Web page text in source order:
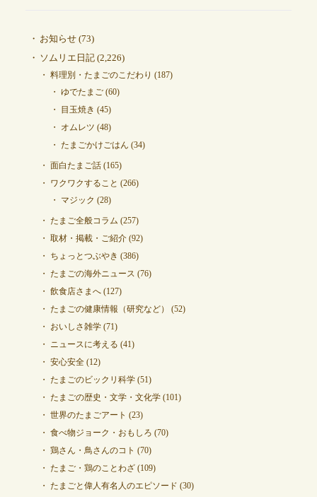
お知らせ(73)
ソムリエ日記(2,226)
料理別・たまごのこだわり (187)
ゆでたまご(60)
目玉焼き (45)
オムレツ (48)
たまごかけごはん (34)
面白たまご話(165)
ワクワクすること (266)
マジック (28)
たまご全般コラム (257)
取材・掲載・ご紹介(92)
ちょっとつぶやき (386)
たまごの海外ニュース (76)
飲食店さまへ(127)
たまごの健康情報（研究など）
(52)
おいしさ雑学(71)
ニュースに考える (41)
安心安全(12)
たまごのビックリ科学(51)
たまごの歴史・文学・文化学(101)
世界のたまごアート (23)
食べ物ジョーク・おもしろ (70)
鶏さん・鳥さんのコト (70)
たまご・鶏のことわざ(109)
たまごと偉人有名人のエピソード (30)